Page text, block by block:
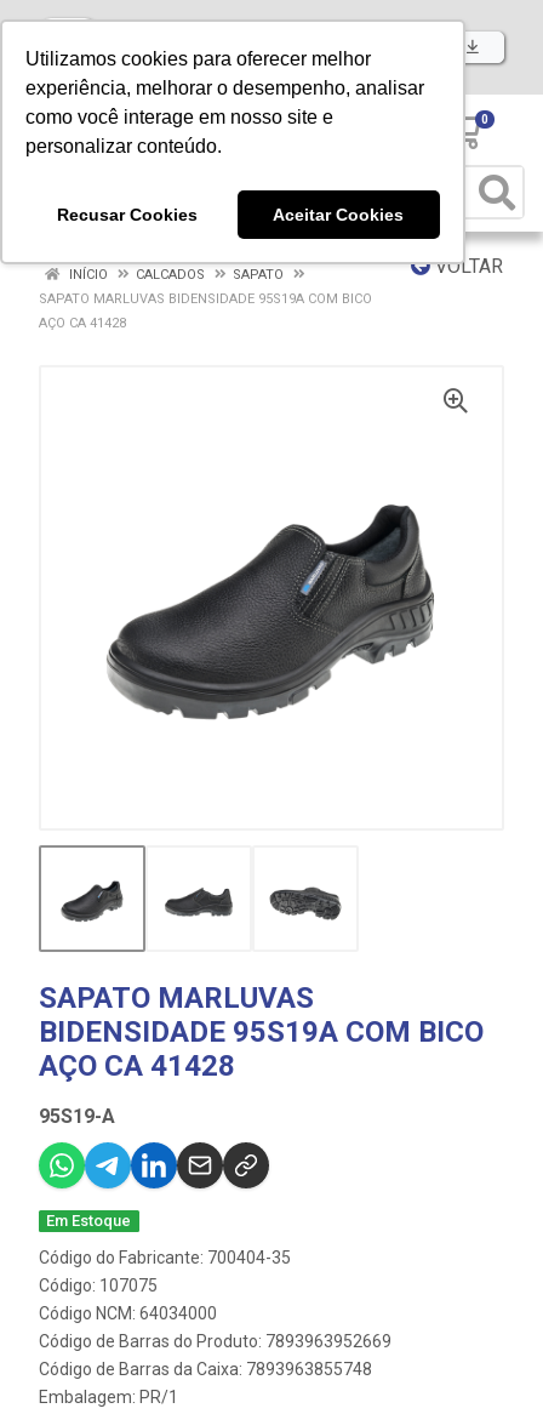
Utilizamos cookies para oferecer melhor
experiência, melhorar o desempenho, analisar
como você interage em nosso site e
personalizar conteúdo.
Recusar Cookies Aceitar Cookies
Baixe já nosso APP
0
VOLTAR
INÍCIO CALCADOS
SAPATO
SAPATO MARLUVAS BIDENSIDADE 95S19A COM BICO
AÇO CA 41428
SAPATO MARLUVAS
BIDENSIDADE 95S19A COM BICO
AÇO CA 41428
95S19-A
Em Estoque
Código do Fabricante: 700404-35
Código: 107075
Código NCM: 64034000
Código de Barras do Produto: 7893963952669
Código de Barras da Caixa: 7893963855748
Embalagem: PR/1